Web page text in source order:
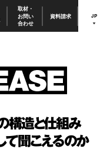
取材・
お問い
合わせ
資料請求 JP
構造と仕組み
て聞こえるのか